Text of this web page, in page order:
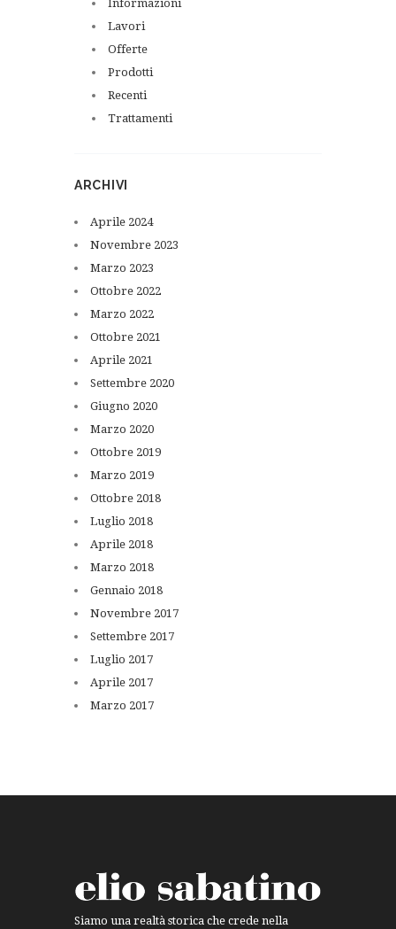
Informazioni
Lavori
Offerte
Prodotti
Recenti
Trattamenti
ARCHIVI
Aprile 2024
Novembre 2023
Marzo 2023
Ottobre 2022
Marzo 2022
Ottobre 2021
Aprile 2021
Settembre 2020
Giugno 2020
Marzo 2020
Ottobre 2019
Marzo 2019
Ottobre 2018
Luglio 2018
Aprile 2018
Marzo 2018
Gennaio 2018
Novembre 2017
Settembre 2017
Luglio 2017
Aprile 2017
Marzo 2017
Siamo una realtà storica che crede nella